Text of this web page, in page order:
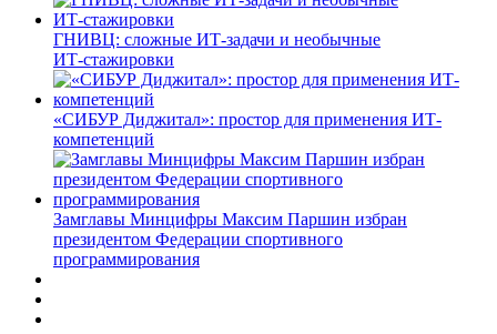
ГНИВЦ: сложные ИТ‑задачи и необычные
ИТ‑стажировки
«СИБУР Диджитал»: простор для применения ИТ-
компетенций
Замглавы Минцифры Максим Паршин избран
президентом Федерации спортивного
программирования